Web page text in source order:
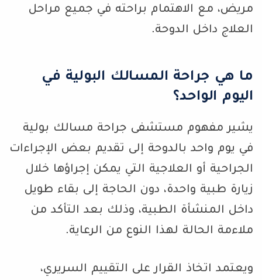
مريض، مع الاهتمام براحته في جميع مراحل
العلاج داخل الدوحة.
ما هي جراحة المسالك البولية في
اليوم الواحد؟
يشير مفهوم مستشفى جراحة مسالك بولية
في يوم واحد بالدوحة إلى تقديم بعض الإجراءات
الجراحية أو العلاجية التي يمكن إجراؤها خلال
زيارة طبية واحدة، دون الحاجة إلى بقاء طويل
داخل المنشأة الطبية، وذلك بعد التأكد من
ملاءمة الحالة لهذا النوع من الرعاية.
ويعتمد اتخاذ القرار على التقييم السريري،